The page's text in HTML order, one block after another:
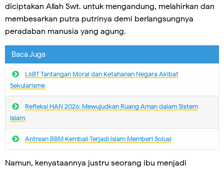
diciptakan Allah Swt. untuk mengandung, melahirkan dan
membesarkan putra putrinya demi berlangsungnya
peradaban manusia yang agung.
Baca Juga
L6BT Tantangan Moral dan Ketahanan Negara Akibat
Sekularisme
Refleksi HAN 2026: Mewujudkan Ruang Aman dalam Sistem
Islam
Antrean BBM Kembali Terjadi lslam Memberi Solusi
Namun, kenyataannya justru seorang ibu menjadi